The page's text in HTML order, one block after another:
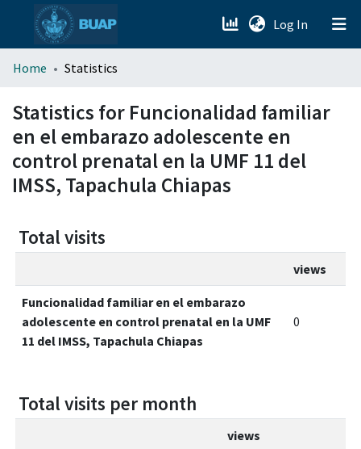
Log In (current)
menu.section.about_menu
All of DSpace
Home Statistics
Statistics for Funcionalidad familiar
en el embarazo adolescente en
control prenatal en la UMF 11 del
IMSS, Tapachula Chiapas
Total visits
views
Funcionalidad familiar en el embarazo
adolescente en control prenatal en la UMF
11 del IMSS, Tapachula Chiapas
0
Total visits per month
views